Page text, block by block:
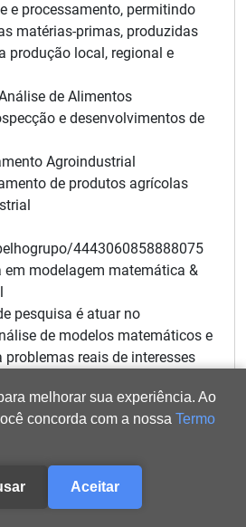
e processamento, permitindo
matérias-primas, produzidas
produção local, regional e
de Alimentos
e desenvolvimentos de
Agroindustrial
de produtos agrícolas
4443060858888075
em modelagem matemática &
pesquisa é atuar no
de modelos matemáticos e
reais de interesses
de solução de tais modelos, o
tanto as técnicas ofertadas pela
as técnicas que utilizam
Heurísticos e
melhorar sua experiência. Ao
concorda com a nossa Termo
Aceitar